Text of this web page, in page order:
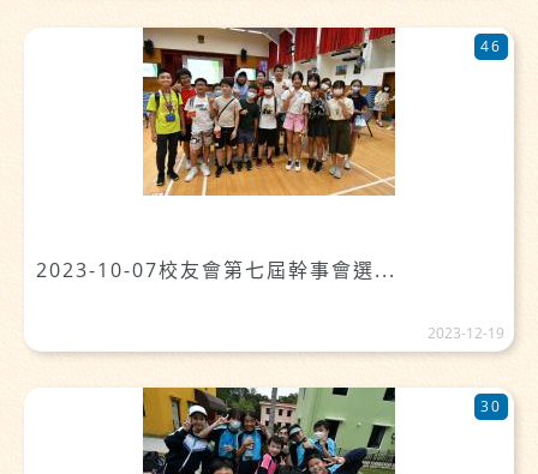
2023-10-07校友會第七屆幹事會選...
46
2023-12-19
30